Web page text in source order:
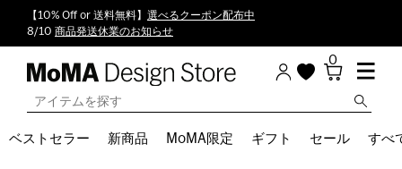
【10% Off or 送料無料】 選べるクーポン配布中
8/10 商品発送休業のお知らせ
0
ベストセラー 新商品 MoMA限定 ギフト セール すべ